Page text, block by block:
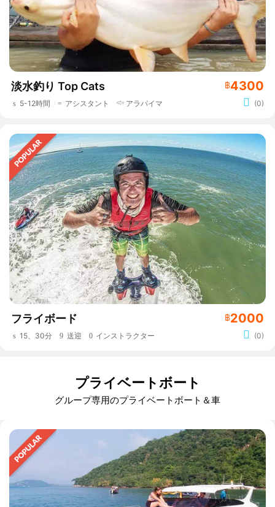
淡水釣り Top Cats ฿4300
5-12時間 アシスタント アラパイマ (0)
フライボード ฿2000
15、30分 送迎 インストラクター (0)
プライベートボート
グループ専用のプライベートボート＆車